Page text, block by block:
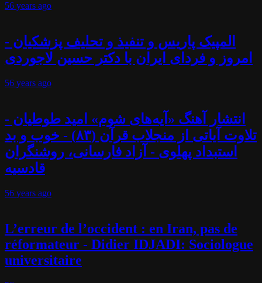
56 years ago
المپیک پاریس و تنفیذ و تحلیف پزشکیان -
امروز و فردای ایران با دکتر حسین لاجوردی
56 years ago
انتشار آهنگ «آیه‌های شوم» امید طوطیان -
تلاوت آیاتی از منجلاب قرآن (۸۳) - خوب و بد
استبداد پهلوی - آزاد فارسانی، روشنگران
قادسیه
56 years ago
L’erreur de l’occident : en Iran, pas de
réformateur - Didier IDJADI: Sociologue
universitaire